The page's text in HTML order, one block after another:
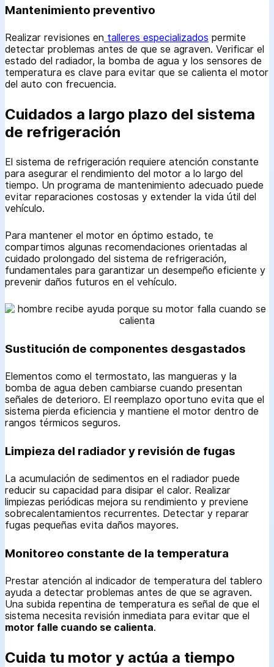
Mantenimiento preventivo
Realizar revisiones en talleres especializados permite
detectar problemas antes de que se agraven. Verificar el
estado del radiador, la bomba de agua y los sensores de
temperatura es clave para evitar que se calienta el motor
del auto con frecuencia.
Cuidados a largo plazo del sistema
de refrigeración
El sistema de refrigeración requiere atención constante
para asegurar el rendimiento del motor a lo largo del
tiempo. Un programa de mantenimiento adecuado puede
evitar reparaciones costosas y extender la vida útil del
vehículo.
Para mantener el motor en óptimo estado, te
compartimos algunas recomendaciones orientadas al
cuidado prolongado del sistema de refrigeración,
fundamentales para garantizar un desempeño eficiente y
prevenir daños futuros en el vehículo.
Sustitución de componentes desgastados
Elementos como el termostato, las mangueras y la
bomba de agua deben cambiarse cuando presentan
señales de deterioro. El reemplazo oportuno evita que el
sistema pierda eficiencia y mantiene el motor dentro de
rangos térmicos seguros.
Limpieza del radiador y revisión de fugas
La acumulación de sedimentos en el radiador puede
reducir su capacidad para disipar el calor. Realizar
limpiezas periódicas mejora su rendimiento y previene
sobrecalentamientos recurrentes. Detectar y reparar
fugas pequeñas evita daños mayores.
Monitoreo constante de la temperatura
Prestar atención al indicador de temperatura del tablero
ayuda a detectar problemas antes de que se agraven.
Una subida repentina de temperatura es señal de que el
sistema necesita revisión inmediata para evitar que el
motor falle cuando se calienta.
Cuida tu motor y actúa a tiempo